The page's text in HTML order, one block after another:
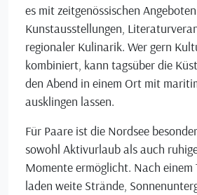
es mit zeitgenössischen
Kunstausstellungen,
regionaler Kulinarik. Wer gern
kombiniert, kann tagsüber die
den Abend in einem Ort mit
ausklingen lassen.
Für Paare ist die Nordsee
sowohl Aktivurlaub als auch
Momente ermöglicht. Nach einem
laden weite Strände,